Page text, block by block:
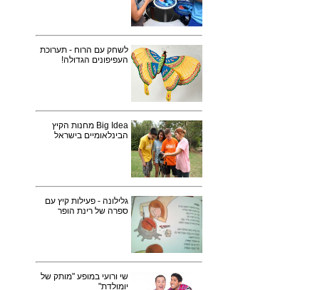
לשחק עם הרוח - תערוכת
העפיפונים הגדולה!
Big Idea מחנות הקיץ
הבינלאומיים בישראל
גלילונה - פעילות קיץ עם
ספרה של רינת הופר
שי ורועי במופע "מותק של
יומולדת"